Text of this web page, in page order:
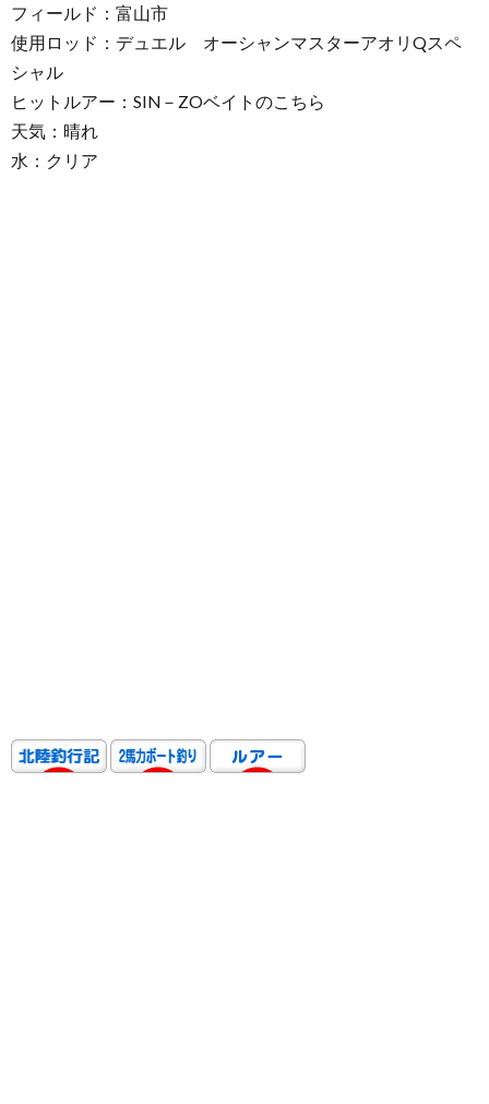
フィールド：富山市
使用ロッド：デュエル オーシャンマスターアオリQスペ
シャル
ヒットルアー：SIN－ZOベイトのこちら
天気：晴れ
水：クリア